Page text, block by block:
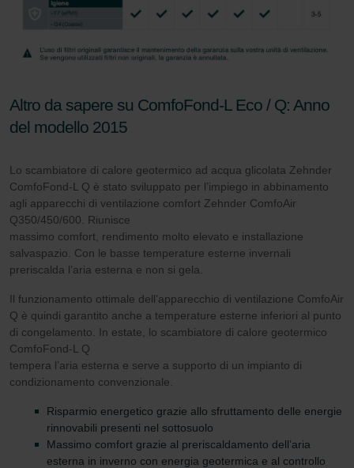
Zehnder Group Sales International: Privacy Policy
Zehnder Group Schweiz AG: Datenschutz
danych Zehnder
Altro da sapere su ComfoFond-L Eco / Q: Anno
del modello 2015
Lo scambiatore di calore geotermico ad acqua glicolata Zehnder
ComfoFond-L Q è stato sviluppato per l’impiego in abbinamento
agli apparecchi di ventilazione comfort Zehnder ComfoAir
Q350/450/600. Riunisce
massimo comfort, rendimento molto elevato e installazione
salvaspazio. Con le basse temperature esterne invernali
preriscalda l’aria esterna e non si gela.
Il funzionamento ottimale dell’apparecchio di ventilazione ComfoAir
Q è quindi garantito anche a temperature esterne inferiori al punto
di congelamento. In estate, lo scambiatore di calore geotermico
ComfoFond-L Q
tempera l’aria esterna e serve a supporto di un impianto di
condizionamento convenzionale.
Risparmio energetico grazie allo sfruttamento delle energie
rinnovabili presenti nel sottosuolo
Massimo comfort grazie al preriscaldamento dell’aria
esterna in inverno con energia geotermica e al controllo